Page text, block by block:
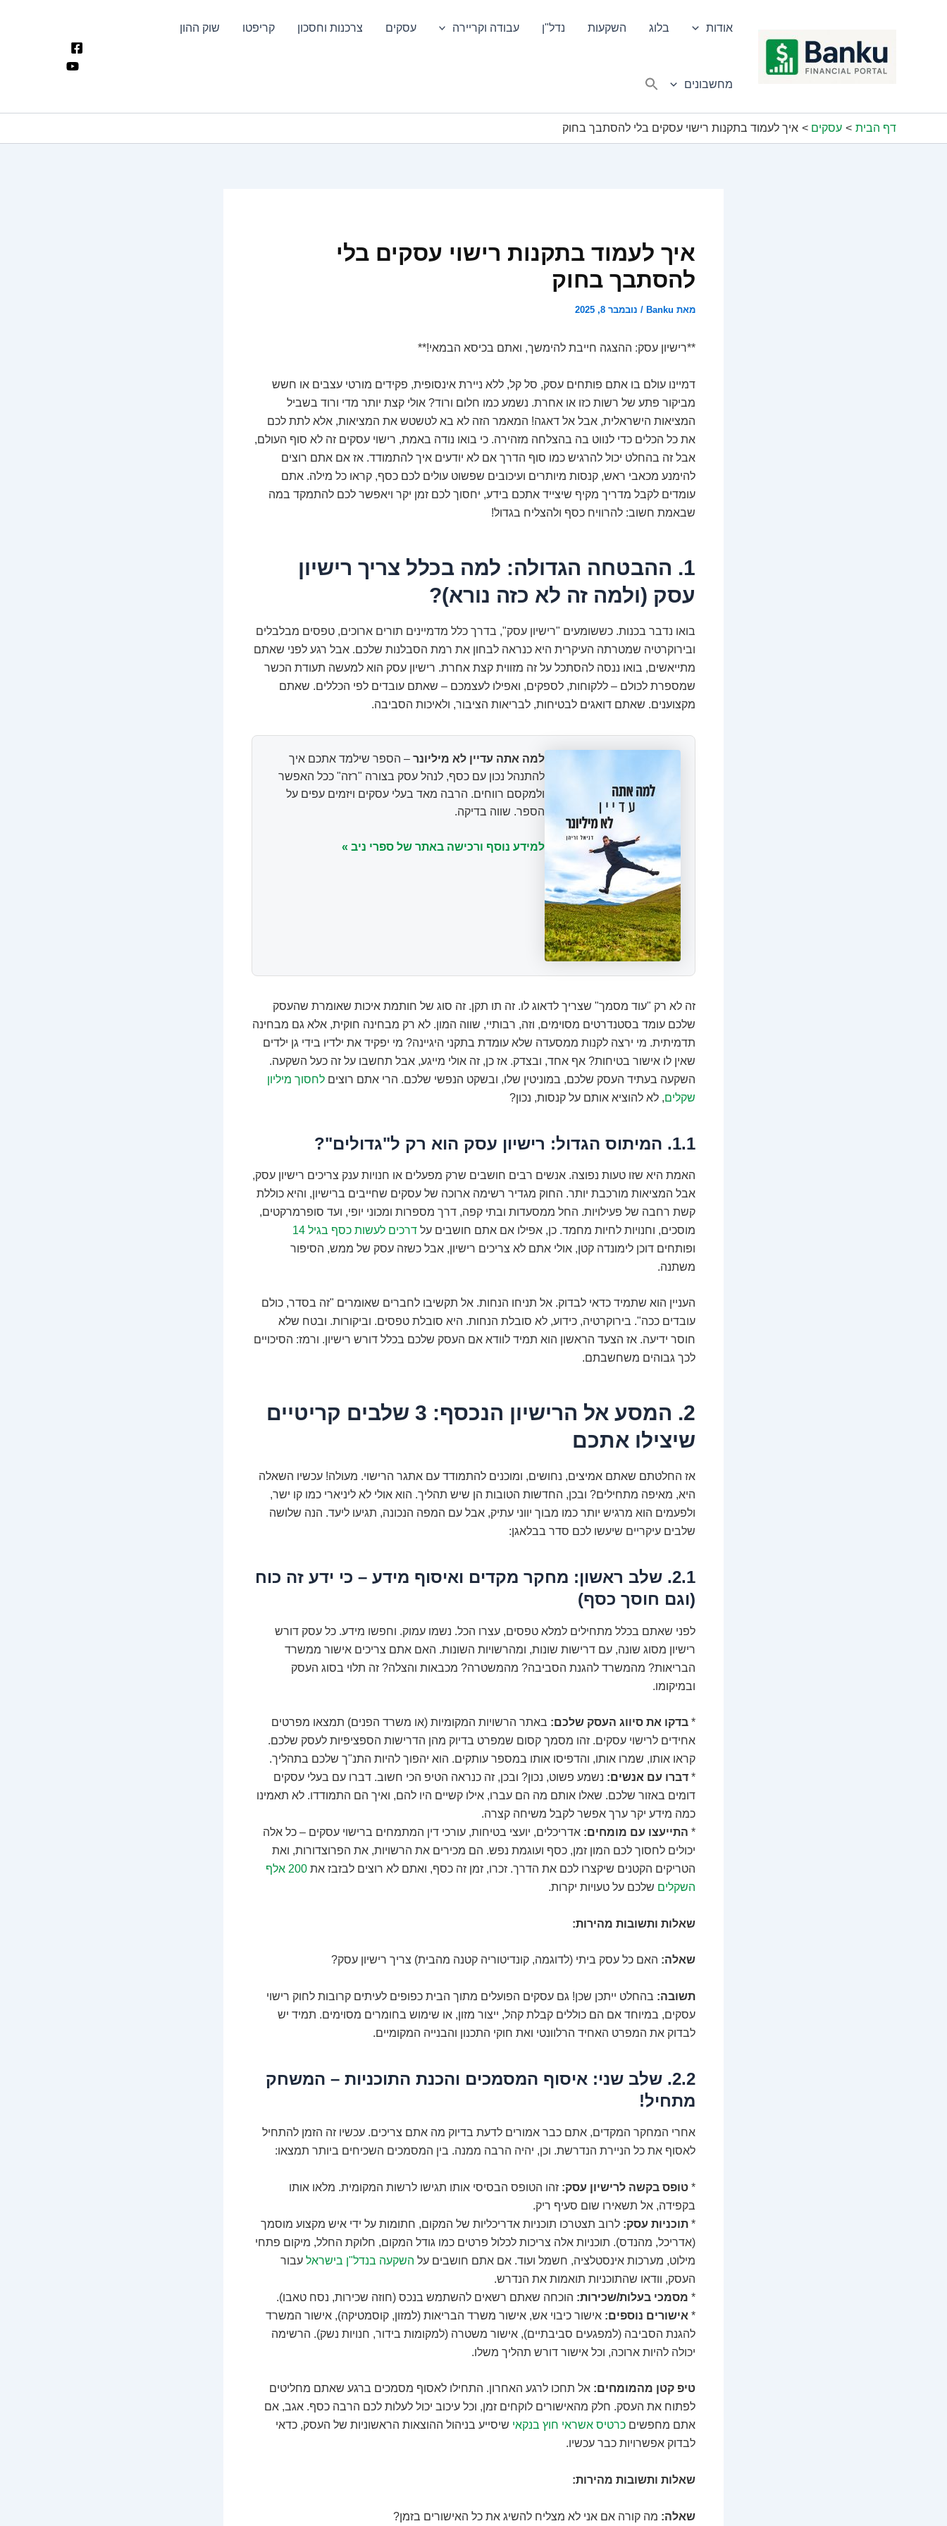
אודות בלוג השקעות נדל"ן עבודה וקריירה עסקים צרכנות וחסכון קריפטו שוק ההון
מחשבונים
דף הבית עסקים איך לעמוד בתקנות רישוי עסקים בלי להסתבך בחוק
איך לעמוד בתקנות רישוי עסקים בלי
להסתבך בחוק
מאת Banku
/ נובמבר 8, 2025
**רישיון עסק: ההצגה חייבת להימשך, ואתם בכיסא הבמאי!**
דמיינו עולם בו אתם פותחים עסק, סל קל, ללא ניירת אינסופית, פקידים מורטי עצבים או חשש
מביקור פתע של רשות כזו או אחרת. נשמע כמו חלום ורוד? אולי קצת יותר מדי ורוד בשביל
המציאות הישראלית, אבל אל דאגה! המאמר הזה לא בא לטשטש את המציאות, אלא לתת לכם
את כל הכלים כדי לנווט בה בהצלחה מזהירה. כי בואו נודה באמת, רישוי עסקים זה לא סוף העולם,
אבל זה בהחלט יכול להרגיש כמו סוף הדרך אם לא יודעים איך להתמודד. אז אם אתם רוצים
להימנע מכאבי ראש, קנסות מיותרים ועיכובים שפשוט עולים לכם כסף, קראו כל מילה. אתם
עומדים לקבל מדריך מקיף שיצייד אתכם בידע, יחסוך לכם זמן יקר ויאפשר לכם להתמקד במה
שבאמת חשוב: להרוויח כסף ולהצליח בגדול!
1. ההבטחה הגדולה: למה בכלל צריך רישיון
עסק (ולמה זה לא כזה נורא)?
בואו נדבר בכנות. כששומעים "רישיון עסק", בדרך כלל מדמיינים תורים ארוכים, טפסים מבלבלים
ובירוקרטיה שמטרתה העיקרית היא כנראה לבחון את רמת הסבלנות שלכם. אבל רגע לפני שאתם
מתייאשים, בואו ננסה להסתכל על זה מזווית קצת אחרת. רישיון עסק הוא למעשה תעודת הכשר
שמספרת לכולם – ללקוחות, לספקים, ואפילו לעצמכם – שאתם עובדים לפי הכללים. שאתם
מקצוענים. שאתם דואגים לבטיחות, לבריאות הציבור, ולאיכות הסביבה.
למה אתה עדיין לא מיליונר – הספר שילמד אתכם איך
להתנהל נכון עם כסף, לנהל עסק בצורה "רזה" ככל האפשר
ולמקסם רווחים. הרבה מאד בעלי עסקים ויזמים עפים על
הספר. שווה בדיקה.
למידע נוסף ורכישה באתר של ספרי ניב »
זה לא רק "עוד מסמך" שצריך לדאוג לו. זה תו תקן. זה סוג של חותמת איכות שאומרת שהעסק
שלכם עומד בסטנדרטים מסוימים, וזה, רבותיי, שווה המון. לא רק מבחינה חוקית, אלא גם מבחינה
תדמיתית. מי ירצה לקנות ממסעדה שלא עומדת בתקני היגיינה? מי יפקיד את ילדיו בידי גן ילדים
שאין לו אישור בטיחות? אף אחד, ובצדק. אז כן, זה אולי מייגע, אבל תחשבו על זה כעל השקעה.
השקעה בעתיד העסק שלכם, במוניטין שלו, ובשקט הנפשי שלכם. הרי אתם רוצים לחסוך מיליון
שקלים, לא להוציא אותם על קנסות, נכון?
1.1. המיתוס הגדול: רישיון עסק הוא רק ל"גדולים"?
האמת היא שזו טעות נפוצה. אנשים רבים חושבים שרק מפעלים או חנויות ענק צריכים רישיון עסק,
אבל המציאות מורכבת יותר. החוק מגדיר רשימה ארוכה של עסקים שחייבים ברישיון, והיא כוללת
קשת רחבה של פעילויות. החל ממסעדות ובתי קפה, דרך מספרות ומכוני יופי, ועד סופרמרקטים,
מוסכים, וחנויות לחיות מחמד. כן, אפילו אם אתם חושבים על דרכים לעשות כסף בגיל 14
ופותחים דוכן לימונדה קטן, אולי אתם לא צריכים רישיון, אבל כשזה עסק של ממש, הסיפור
משתנה.
העניין הוא שתמיד כדאי לבדוק. אל תניחו הנחות. אל תקשיבו לחברים שאומרים "זה בסדר, כולם
עובדים ככה". בירוקרטיה, כידוע, לא סובלת הנחות. היא סובלת טפסים. וביקורות. ובטח שלא
חוסר ידיעה. אז הצעד הראשון הוא תמיד לוודא אם העסק שלכם בכלל דורש רישיון. ורמז: הסיכויים
לכך גבוהים משחשבתם.
2. המסע אל הרישיון הנכסף: 3 שלבים קריטיים
שיצילו אתכם
אז החלטתם שאתם אמיצים, נחושים, ומוכנים להתמודד עם אתגר הרישוי. מעולה! עכשיו השאלה
היא, מאיפה מתחילים? ובכן, החדשות הטובות הן שיש תהליך. הוא אולי לא ליניארי כמו קו ישר,
ולפעמים הוא מרגיש יותר כמו מבוך יווני עתיק, אבל עם המפה הנכונה, תגיעו ליעד. הנה שלושה
שלבים עיקריים שיעשו לכם סדר בבלאגן:
2.1. שלב ראשון: מחקר מקדים ואיסוף מידע – כי ידע זה כוח
(וגם חוסך כסף)
לפני שאתם בכלל מתחילים למלא טפסים, עצרו הכל. נשמו עמוק. וחפשו מידע. כל עסק דורש
רישיון מסוג שונה, עם דרישות שונות, ומהרשויות השונות. האם אתם צריכים אישור ממשרד
הבריאות? מהמשרד להגנת הסביבה? מהמשטרה? מכבאות והצלה? זה תלוי בסוג העסק
ובמיקומו.
* בדקו את סיווג העסק שלכם: באתר הרשויות המקומיות (או משרד הפנים) תמצאו מפרטים
אחידים לרישוי עסקים. זהו מסמך קסום שמפרט בדיוק מהן הדרישות הספציפיות לעסק שלכם.
קראו אותו, שמרו אותו, והדפיסו אותו במספר עותקים. הוא יהפוך להיות התנ"ך שלכם בתהליך.
* דברו עם אנשים: נשמע פשוט, נכון? ובכן, זה כנראה הטיפ הכי חשוב. דברו עם בעלי עסקים
דומים באזור שלכם. שאלו אותם מה הם עברו, אילו קשיים היו להם, ואיך הם התמודדו. לא תאמינו
כמה מידע יקר ערך אפשר לקבל משיחה קצרה.
* התייעצו עם מומחים: אדריכלים, יועצי בטיחות, עורכי דין המתמחים ברישוי עסקים – כל אלה
יכולים לחסוך לכם המון זמן, כסף ועוגמת נפש. הם מכירים את הרשויות, את הפרוצדורות, ואת
הטריקים הקטנים שיקצרו לכם את הדרך. זכרו, זמן זה כסף, ואתם לא רוצים לבזבז את
200 אלף
השקלים שלכם על טעויות יקרות.
שאלות ותשובות מהירות:
שאלה: האם כל עסק ביתי (לדוגמה, קונדיטוריה קטנה מהבית) צריך רישיון עסק?
תשובה: בהחלט ייתכן שכן! גם עסקים הפועלים מתוך הבית כפופים לעיתים קרובות לחוק רישוי
עסקים, במיוחד אם הם כוללים קבלת קהל, ייצור מזון, או שימוש בחומרים מסוימים. תמיד יש
לבדוק את המפרט האחיד הרלוונטי ואת חוקי התכנון והבנייה המקומיים.
2.2. שלב שני: איסוף המסמכים והכנת התוכניות – המשחק
מתחיל!
אחרי המחקר המקדים, אתם כבר אמורים לדעת בדיוק מה אתם צריכים. עכשיו זה הזמן להתחיל
לאסוף את כל הניירת הנדרשת. וכן, יהיה הרבה ממנה. בין המסמכים השכיחים ביותר תמצאו:
* טופס בקשה לרישיון עסק: זהו הטופס הבסיסי אותו תגישו לרשות המקומית. מלאו אותו
בקפידה, אל תשאירו שום סעיף ריק.
* תוכניות עסק: לרוב תצטרכו תוכניות אדריכליות של המקום, חתומות על ידי איש מקצוע מוסמך
(אדריכל, מהנדס). תוכניות אלה צריכות לכלול פרטים כמו גודל המקום, חלוקת החלל, מיקום פתחי
מילוט, מערכות אינסטלציה, חשמל ועוד. אם אתם חושבים על השקעה בנדל"ן בישראל עבור
העסק, וודאו שהתוכניות תואמות את הנדרש.
* מסמכי בעלות/שכירות: הוכחה שאתם רשאים להשתמש בנכס (חוזה שכירות, נסח טאבו).
* אישורים נוספים: אישור כיבוי אש, אישור משרד הבריאות (למזון, קוסמטיקה), אישור המשרד
להגנת הסביבה (למפגעים סביבתיים), אישור משטרה (למקומות בידור, חנויות נשק). הרשימה
יכולה להיות ארוכה, וכל אישור דורש תהליך משלו.
טיפ קטן מהמומחים: אל תחכו לרגע האחרון. התחילו לאסוף מסמכים ברגע שאתם מחליטים
לפתוח את העסק. חלק מהאישורים לוקחים זמן, וכל עיכוב יכול לעלות לכם הרבה כסף. אגב, אם
אתם מחפשים כרטיס אשראי חוץ בנקאי שיסייע בניהול ההוצאות הראשוניות של העסק, כדאי
לבדוק אפשרויות כבר עכשיו.
שאלות ותשובות מהירות:
שאלה: מה קורה אם אני לא מצליח להשיג את כל האישורים בזמן?